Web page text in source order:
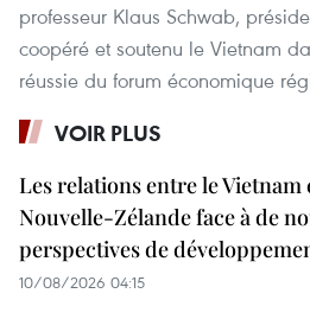
professeur Klaus Schwab,
coopéré et soutenu le Vietnam
réussie du forum économique
VOIR PLUS
Les relations entre le Vietnam
Nouvelle-Zélande face à de
perspectives de
10/08/2026 04:15